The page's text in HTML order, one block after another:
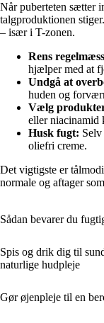
Når puberteten sætter
talgproduktionen
– især i T-zonen.
Rens
hjælper med at
Undgå at
huden og
Vælg
eller niacinamid
Husk fugt:
oliefri creme.
Det vigtigste er
normale og aftager
Sådan bevarer du
Spis og drik dig til
naturlige hudpleje
Gør øjenpleje til en